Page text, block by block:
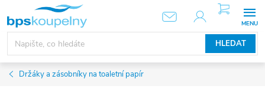
obsah
HLEDAT
NÁKUPNÍ
KOŠÍK
Držáky a zásobníky na toaletní papír